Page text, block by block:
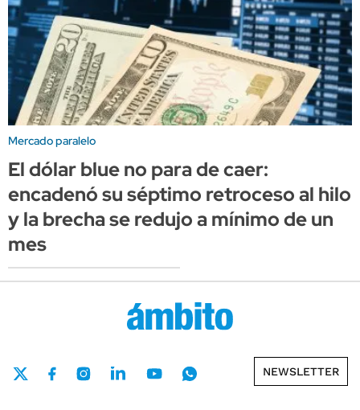
Mercado paralelo
El dólar blue no para de caer:
encadenó su séptimo retroceso al hilo
y la brecha se redujo a mínimo de un
mes
NEWSLETTER